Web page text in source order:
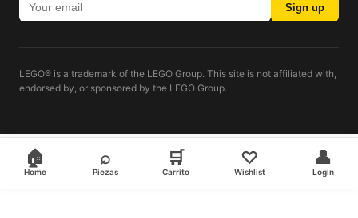
🏠
Home
⌕
Piezas
🛒
Carrito
♡
Wishlist
👤
Login
Sign up
LEGO® is a trademark of the LEGO Group. This site is not affiliated with,
endorsed by, or sponsored by the LEGO Group.